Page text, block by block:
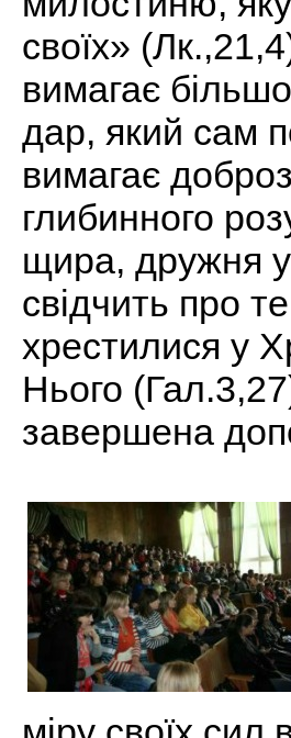
своїх»
вимагає
дар, який сам
вимагає
глибинного
щира, дружня
свідчить про
хрестилися у
Нього
завершена